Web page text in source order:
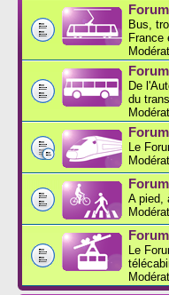
Bus,
France
De
du
Le
A pied,
Le